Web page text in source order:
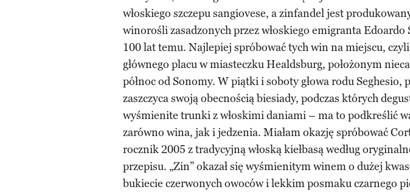
włoskiego szczepu sangiovese, a zinfandel jest
winorośli zasadzonych przez włoskiego emigranta Edoardo
100 lat temu. Najlepiej spróbować tych win na miejscu,
głównego placu w miasteczku Healdsburg, położonym
północ od Sonomy. W piątki i soboty głowa rodu Seghesio,
zaszczyca swoją obecnością biesiady, podczas których
wyśmienite trunki z włoskimi daniami – ma to podkreślić
zarówno wina, jak i jedzenia. Miałam okazję spróbować
rocznik 2005 z tradycyjną włoską kiełbasą według
przepisu. „Zin” okazał się wyśmienitym winem o dużej
bukiecie czerwonych owoców i lekkim posmaku czarnego